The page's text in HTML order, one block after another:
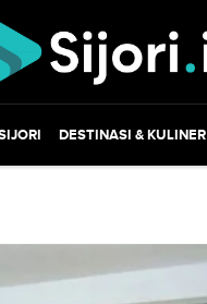
DESTINASI & KULINER